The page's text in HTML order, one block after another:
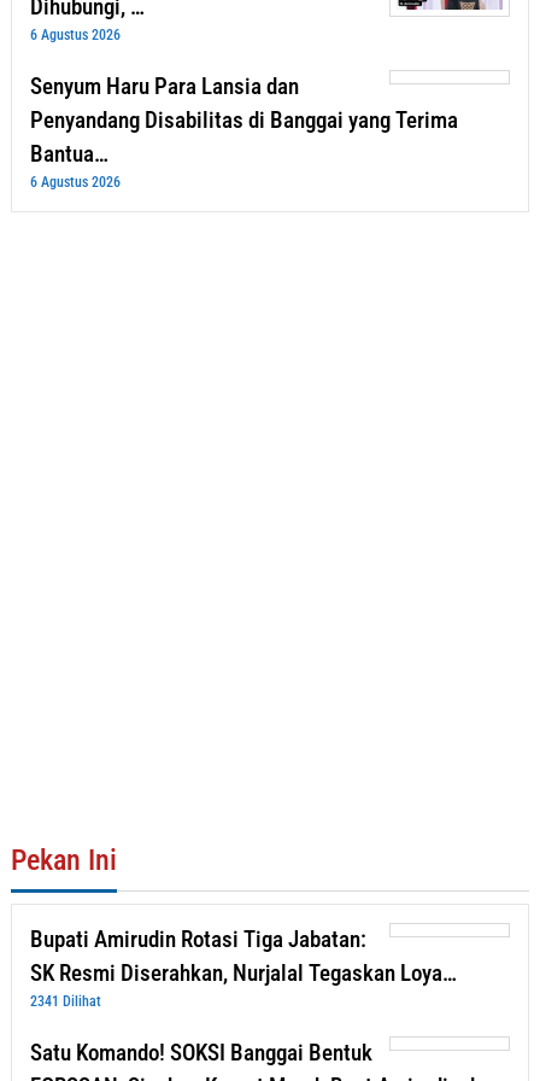
Dihubungi, …
6 Agustus 2026
Senyum Haru Para Lansia dan
Penyandang Disabilitas di Banggai yang Terima
Bantua…
6 Agustus 2026
Pekan Ini
Bupati Amirudin Rotasi Tiga Jabatan:
SK Resmi Diserahkan, Nurjalal Tegaskan Loya…
2341 Dilihat
Satu Komando! SOKSI Banggai Bentuk